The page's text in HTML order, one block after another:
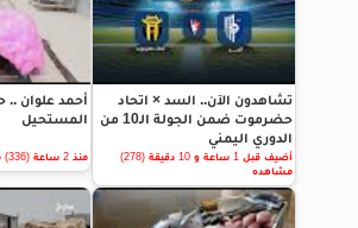
تشاهدون الآن.. السد × اتحاد
حضرموت ضمن الجولة الـ10 من
الدوري اليمني
أضيف قبل 1 ساعة و 10 دقيقة (278)
مشاهده
أحمد علوان ..
المستحيل
منذ 2 ساعة (336) مشاهده